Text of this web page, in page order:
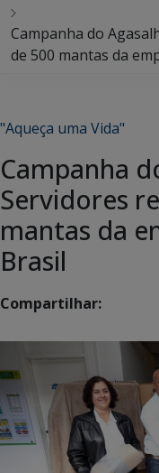
Campanha do
de 500 mantas da
"Aqueça uma Vida"
Campanha
Servidores
mantas da
Brasil
Compartilhar: